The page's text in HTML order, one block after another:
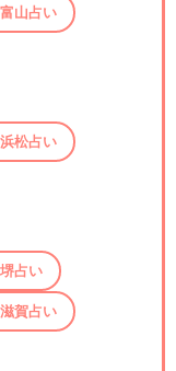
富山占い
浜松占い
堺占い
滋賀占い